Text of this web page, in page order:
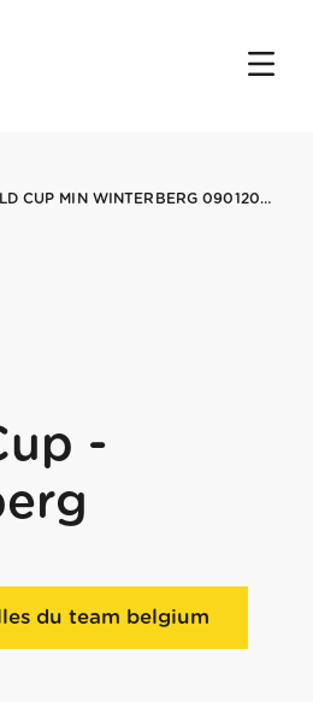
WORLD CUP MIN WINTERBERG 09012021 WINTERBERG
-
du team belgium